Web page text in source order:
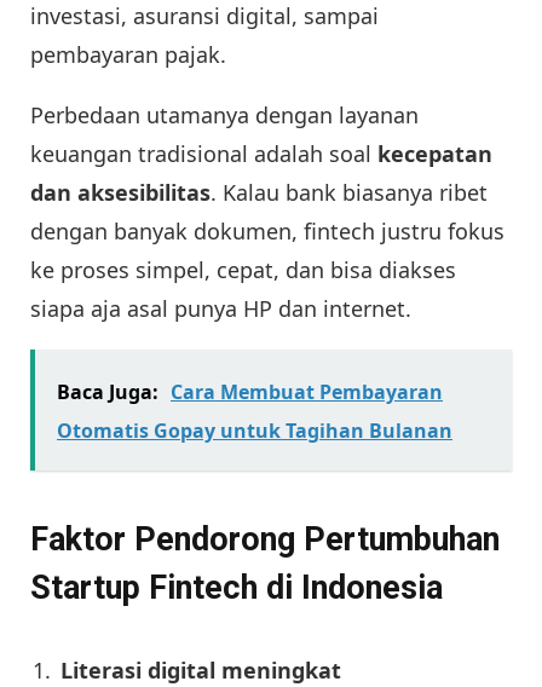
investasi, asuransi digital, sampai
pembayaran pajak.
Perbedaan utamanya dengan layanan
keuangan tradisional adalah soal kecepatan
dan aksesibilitas. Kalau bank biasanya ribet
dengan banyak dokumen, fintech justru fokus
ke proses simpel, cepat, dan bisa diakses
siapa aja asal punya HP dan internet.
Baca Juga: Cara Membuat Pembayaran
Otomatis Gopay untuk Tagihan Bulanan
Faktor Pendorong Pertumbuhan
Startup Fintech di Indonesia
Literasi digital meningkat